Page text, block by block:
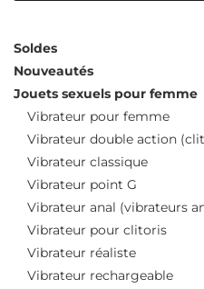
Soldes
Nouveautés
Jouets sexuels pour femme
Vibrateur pour femme
Vibrateur double action
Vibrateur classique
Vibrateur point G
Vibrateur anal (vibrateurs
Vibrateur pour clitoris
Vibrateur réaliste
Vibrateur rechargeable